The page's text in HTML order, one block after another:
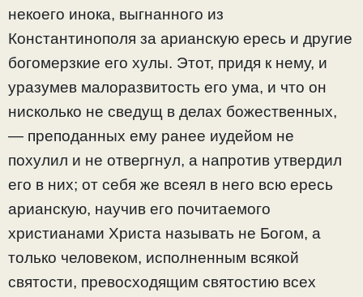
некоего инока, выгнанного из
Константинополя за арианскую ересь и другие
богомерзкие его хулы. Этот, придя к нему, и
уразумев малоразвитость его ума, и что он
нисколько не сведущ в делах божественных,
— преподанных ему ранее иудейом не
похулил и не отвергнул, а напротив утвердил
его в них; от себя же всеял в него всю ересь
арианскую, научив его почитаемого
христианами Христа называть не Богом, а
только человеком, исполненным всякой
святости, превосходящим святостию всех